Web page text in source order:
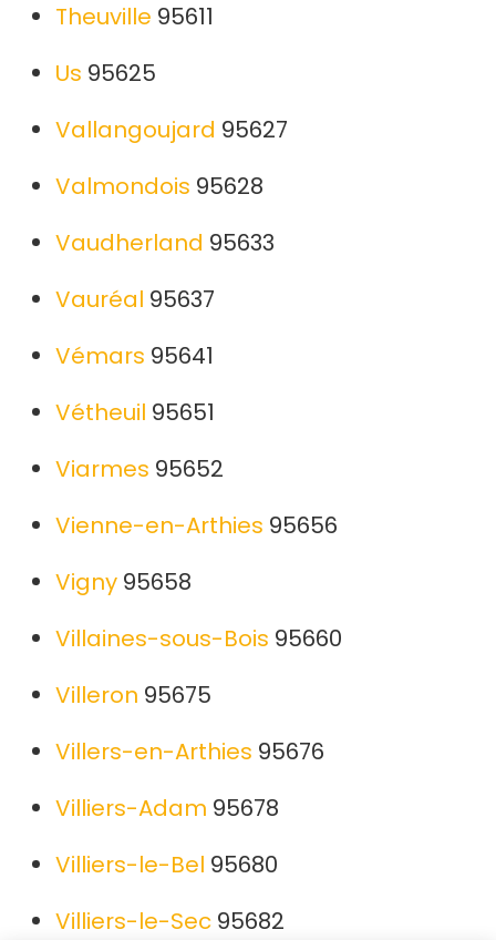
Theuville 95611
Us 95625
Vallangoujard 95627
Valmondois 95628
Vaudherland 95633
Vauréal 95637
Vémars 95641
Vétheuil 95651
Viarmes 95652
Vienne-en-Arthies 95656
Vigny 95658
Villaines-sous-Bois 95660
Villeron 95675
Villers-en-Arthies 95676
Villiers-Adam 95678
Villiers-le-Bel 95680
Villiers-le-Sec 95682